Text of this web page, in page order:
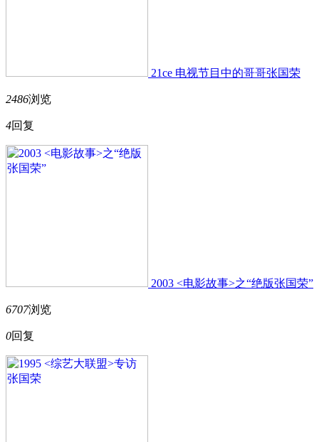
21ce 电视节目中的哥哥张国荣
2486浏览
4回复
2003 <电影故事>之“绝版张国荣”
6707浏览
0回复